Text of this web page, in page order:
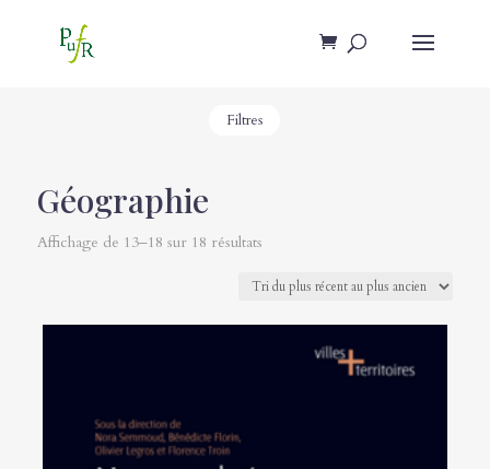
Filtres
Géographie
Affichage de 13–18 sur 18 résultats